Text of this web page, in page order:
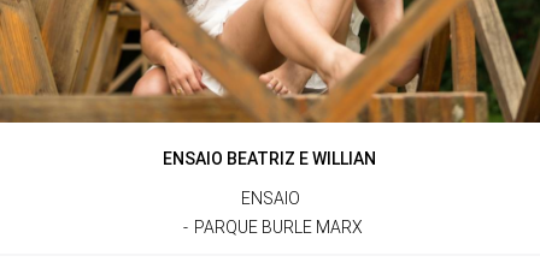
ENSAIO BEATRIZ E WILLIAN
ENSAIO
PARQUE BURLE MARX